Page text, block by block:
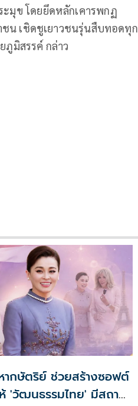
มุข โดยยึดหลักเคารพกฏ
ชน เชิดชูเยาวชนรุ่นสืบทอดทุก
ภูมิสรรค์ กล่าว
ากษัตริย์ ช่วยสร้างซอฟต์
'วัฒนธรรมไทย' มีสถานะ